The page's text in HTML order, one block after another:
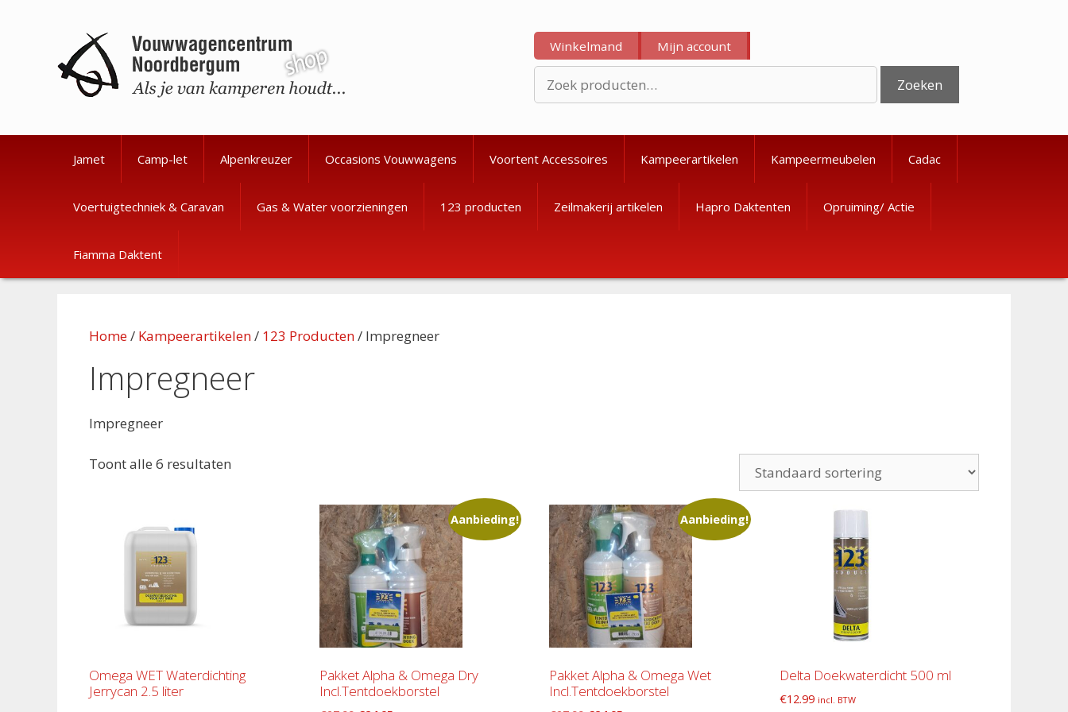
Winkelmand Mijn account
naar:
Zoeken
Jamet Camp-let Alpenkreuzer Occasions Vouwwagens Voortent Accessoires Kampeerartikelen Kampeermeubelen Cadac
Voertuigtechniek & Caravan Gas & Water voorzieningen 123 producten Zeilmakerij artikelen Hapro Daktenten Opruiming/ Actie
Fiamma Daktent
Home/ Kampeerartikelen/ 123 Producten/ Impregneer
Impregneer
Impregneer
Toont alle 6 resultaten
Omega WET Waterdichting
Jerrycan 2.5 liter
Aanbieding!
Pakket Alpha & Omega Dry
Incl.Tentdoekborstel
Aanbieding!
Pakket Alpha & Omega Wet
Incl.Tentdoekborstel
Delta Doekwaterdicht 500 ml
€12.99 incl. BTW